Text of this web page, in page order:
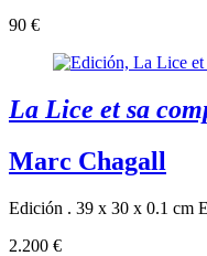
90 €
La Lice et sa
Marc Chagall
Edición . 39 x 30 x 0.1 cm
2.200 €